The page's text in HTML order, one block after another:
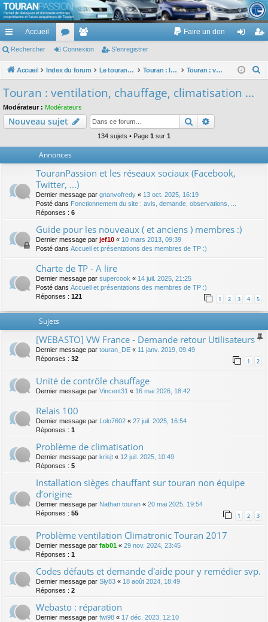
TouranPassion
Le forum des propriétaires ou futurs acquéreurs du Volkswagen Touran
cc
ès
pi
de
Accueil
or
u
e
m
Faire un don
ne nr
Rechercher Connexion S’enregistrer
Accueil Index du forum Le touran dans ses versions I (V1 V2 V3) et II ... Touran : les équipements électriques et électroniques Touran : ventilation, chauffage, climatisation ...
c
Touran : ventilation, chauffage, climatisation ...
Modérateur : Modérateurs
Nouveau sujet Rechercher
134 sujets • Page 1 sur 1
Annonces
TouranPassion et les réseaux sociaux (Facebook,
Twitter, ...)
Dernier message par gnanvofredy « 13 oct. 2025, 16:19
Posté dans Fonctionnement du site : avis, demande, observations, ...
Réponses : 6
Guide pour les nouveaux ( et anciens ) membres :)
Dernier message par jef10 « 10 mars 2013, 09:39
Posté dans Accueil et présentations des membres de TP :)
Charte de TP - A lire
Dernier message par supercook « 14 juil. 2025, 21:25
Posté dans Accueil et présentations des membres de TP :)
Réponses : 121 1 2 3 4 5
Sujets
[WEBASTO] VW France - Demande retour Utilisateurs
Dernier message par touran_DE « 11 janv. 2019, 09:49
Réponses : 32 1 2
Unité de contrôle chauffage
Dernier message par Vincent31 « 16 mai 2026, 18:42
Relais 100
Dernier message par Lolo7602 « 27 juil. 2025, 16:54
Réponses : 1
Problème de climatisation
Dernier message par krisjt « 12 juil. 2025, 10:49
Réponses : 5
Installation sièges chauffant sur touran non équipe
d’origine
Dernier message par Nathan touran « 20 mai 2025, 19:54
Réponses : 55 1 2 3
Problème ventilation Climatronic Touran 2017
Dernier message par fab01 « 29 nov. 2024, 23:45
Réponses : 1
Codes défauts et demande d'aide pour y remédier svp.
Dernier message par Sly83 « 18 août 2024, 18:49
Réponses : 2
Webasto : réparation
Dernier message par fwi98 « 17 déc. 2023, 12:10